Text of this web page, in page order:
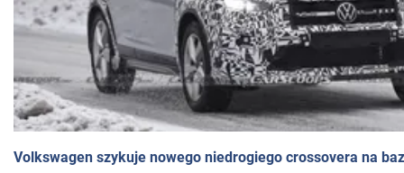
Volkswagen szykuje nowego niedrogiego crossovera na